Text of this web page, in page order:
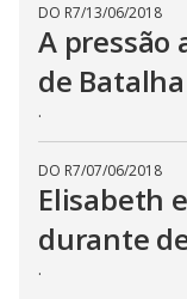
DO R7/13/06/2018
A
de
.
DO R7/07/06/2018
Elisabeth
durante
.